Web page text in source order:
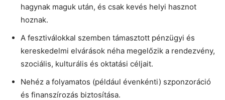
hagynak maguk után, és csak kevés helyi hasznot
hoznak.
A fesztiválokkal szemben támasztott pénzügyi és
kereskedelmi elvárások néha megelőzik a rendezvény,
szociális, kulturális és oktatási céljait.
Nehéz a folyamatos (például évenkénti) szponzoráció
és finanszírozás biztosítása.